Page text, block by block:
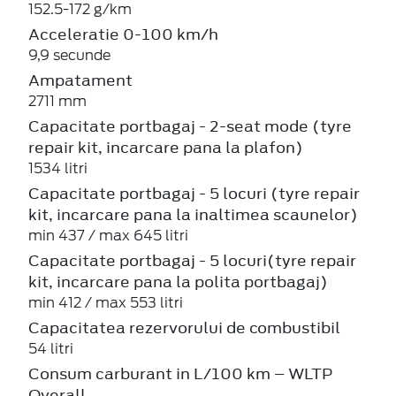
152.5-172 g/km
Acceleratie 0-100 km/h
9,9 secunde
Ampatament
2711 mm
Capacitate portbagaj - 2-seat mode (tyre
repair kit, incarcare pana la plafon)
1534 litri
Capacitate portbagaj - 5 locuri (tyre repair
kit, incarcare pana la inaltimea scaunelor)
min 437 / max 645 litri
Capacitate portbagaj - 5 locuri(tyre repair
kit, incarcare pana la polita portbagaj)
min 412 / max 553 litri
Capacitatea rezervorului de combustibil
54 litri
Consum carburant in L/100 km – WLTP